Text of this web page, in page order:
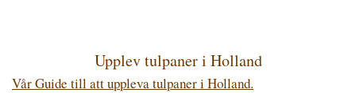
Upplev tulpaner i Holland
Vår Guide till att uppleva tulpaner i Holland.